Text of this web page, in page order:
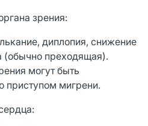
зрения:
диплопия, снижение
(обычно преходящая).
могут быть
приступом мигрени.